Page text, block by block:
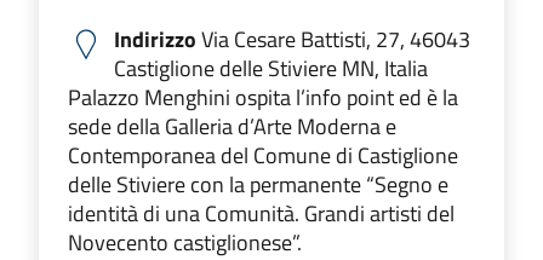
IndirizzoVia Cesare Battisti, 27, 46043
Castiglione delle Stiviere MN, Italia
Palazzo Menghini ospita l’info point ed è la
sede della Galleria d’Arte Moderna e
Contemporanea del Comune di Castiglione
delle Stiviere con la permanente “Segno e
identità di una Comunità. Grandi artisti del
Novecento castiglionese”.